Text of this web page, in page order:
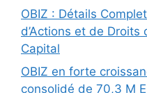
OBIZ : Détails
d’Actions et de
Capital
OBIZ en forte
consolidé de 70,3 M